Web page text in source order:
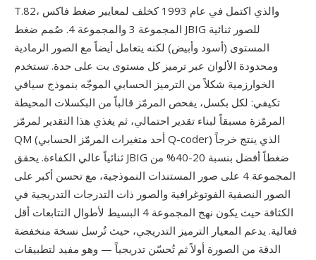
T.82، والذي اكتمل في عام 1993 كخلف لمعايير ضغط فاكس
المجموعة 3 والمجموعة 4. صُمم ضغط JBIG للصور ثنائية
المستوى (أسود وأبيض) لكنه يتعامل أيضاً مع الصور الرمادية
ومحدودة الألوان عبر ترميز كل مستوى بت على حدة. تستخدم
الخوارزمية شكلاً من الترميز الحسابي الموجّه بنموذج سياقي
تكيفي: لكل بكسل، يفحص المرمّز قالباً من البكسلات المحيطة
المرمّزة مسبقاً لبناء تقدير احتمالي، ثم يغذي هذا التقدير لمرمّز
QM (أحد متغيرات المرمّز الحسابي Q-coder) الذي ينتج خرجاً
ثنائياً عالي الكفاءة. يحقق JBIG ضغطاً أفضل بنسبة 20-40% من
المجموعة 4 على صور المستندات النموذجية، مع تحسن أكبر على
الصور النصفية الفوتوغرافية والصور ذات التدرجات التدريجية في
الكثافة حيث يكون نهج المجموعة 4 البسيط لأطوال التتابعات أقل
فعالية. يدعم المعيار الترميز التدريجي، حيث تُرسل نسخة منخفضة
الدقة من الصورة أولاً ثم تُحسّن تدريجياً — وهو مفيد لتطبيقات